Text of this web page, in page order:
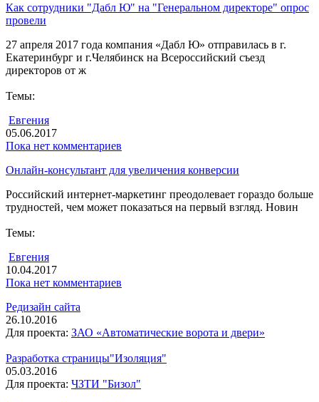
Как сотрудники "Дабл Ю" на "Генеральном директоре" опрос
провели
27 апреля 2017 года компания «Дабл Ю» отправилась в г.
Екатеринбург и г.Челябинск на Всероссийский съезд
директоров от ж
Темы:
Евгения
05.06.2017
Пока нет комментариев
Онлайн-консультант для увеличения конверсии
Российский интернет-маркетинг преодолевает гораздо больше
трудностей, чем может показаться на первый взгляд. Новин
Темы:
Евгения
10.04.2017
Пока нет комментариев
Редизайн сайта
26.10.2016
Для проекта: ЗАО «Автоматические ворота и двери»
Разработка страницы"Изоляция"
05.03.2016
Для проекта: ЧЗТИ "Бизол"